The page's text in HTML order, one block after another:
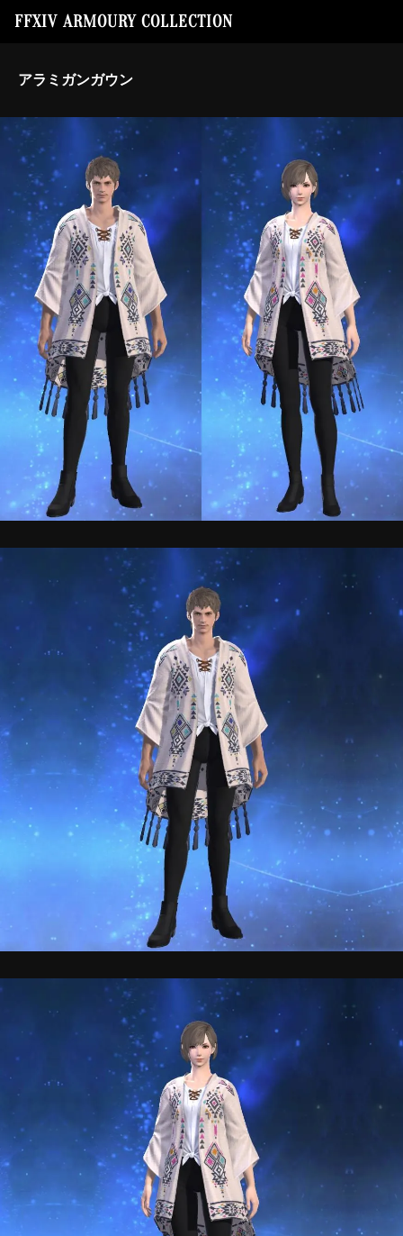
FFXIV ARMOURY COLLECTION
アラミガンガウン